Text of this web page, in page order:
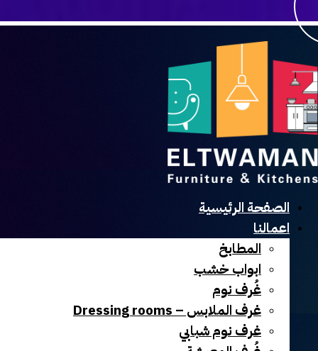
الصفحة الرئيسية
اعمالنا
المطابخ
ابواب خشب
غُرف نوم
غرف الملابس – Dressing rooms
غرف نوم شبابي